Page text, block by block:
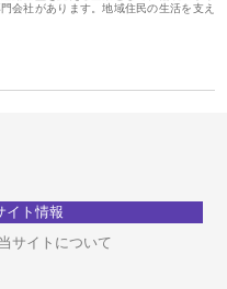
会社があります。地域住民の生活を支え
イト情報
当サイトについて